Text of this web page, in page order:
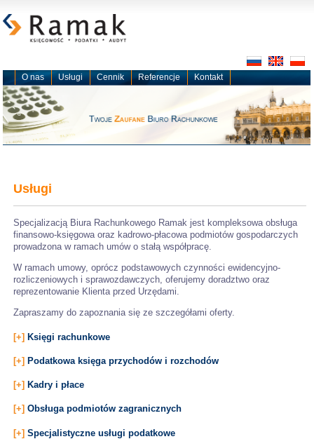
O nas Usługi Cennik Referencje Kontakt
Usługi
Specjalizacją Biura Rachunkowego Ramak jest kompleksowa obsługa
finansowo-księgowa oraz kadrowo-płacowa podmiotów gospodarczych
prowadzona w ramach umów o stałą współpracę.
W ramach umowy, oprócz podstawowych czynności ewidencyjno-
rozliczeniowych i sprawozdawczych, oferujemy doradztwo oraz
reprezentowanie Klienta przed Urzędami.
Zapraszamy do zapoznania się ze szczegółami oferty.
[+] Księgi rachunkowe
[+] Podatkowa księga przychodów i rozchodów
[+] Kadry i płace
[+] Obsługa podmiotów zagranicznych
[+] Specjalistyczne usługi podatkowe